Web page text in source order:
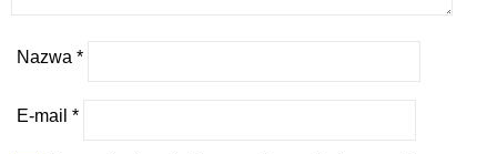
Nazwa *
E-mail *